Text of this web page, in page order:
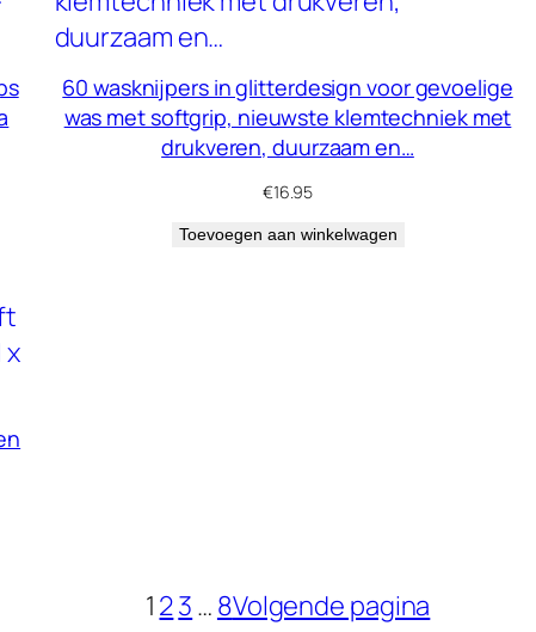
60 wasknijpers in glitterdesign voor gevoelige
was met softgrip, nieuwste klemtechniek met
drukveren, duurzaam en…
€16.95
Toevoegen aan winkelwagen
1 23 … 8Volgende pagina